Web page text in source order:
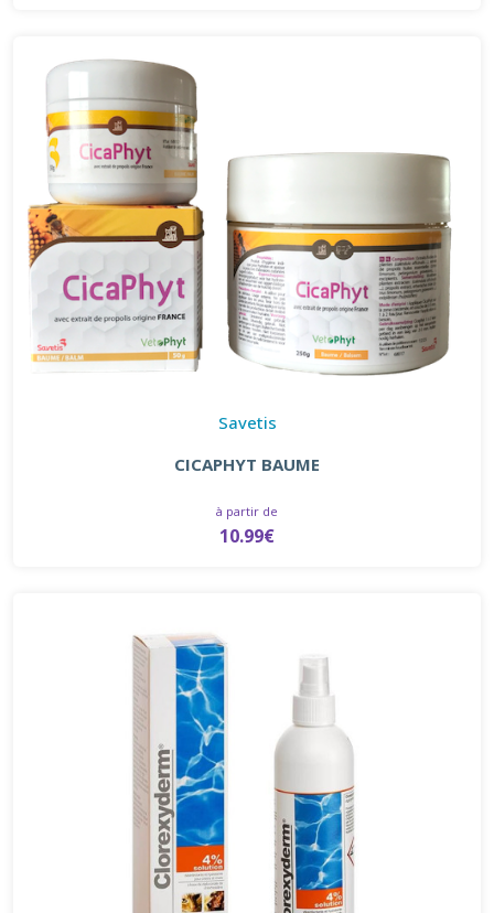
Savetis
CICAPHYT BAUME
à partir de
10.99€